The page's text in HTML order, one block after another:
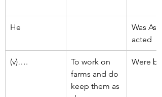
He
Was
acted
(v)….
To work on
farms and do
keep them as
Were